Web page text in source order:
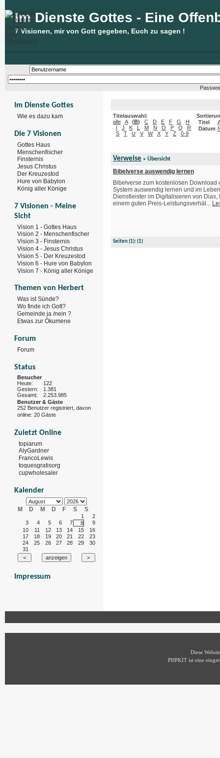
Im Dienste Gottes - Eine
7 Visionen, mir von Gott gegeben, Euch zu sagen !
Im Dienste Gottes
Wie es dazu kam
Die 7 Visionen
Gottes Haus
Menschenfischer
Finsternis
Jesus Christus
Der Kreuzestod
Hure von Babylon
König aller Könige
7 Visionen - Meine
Sicht
Vision 1 - Gottes Haus
Vision 2 - Menschenfischer
Vision 3 - Finsternis
Vision 4 - Jesus Christus
Vision 5 - Der Kreuzestod
Vision 6 - Hure von Babylon
Vision 7 - König aller Könige
Themen von Herbert
Was ist Sünde?
Wo finde ich Gott?
Gemeinde ja /nein ?
Etwas zur Ökumene
Forum
Forum
Status
Besucher
Heute:
122
Gestern:
1.381
Gesamt:
2.253.985
Benutzer & Gäste
252 Benutzer registriert, davon
online: 20 Gäste
Zuletzt Online
topiarum
AlyGardner
FrancoLewis
toquesgratisorg
cupwholesaler
Kalender
M D M D F S S
1
2
3
4 5 6 7 8
9
10
11 12 13 14 15
16
17
18 19 20 21 22
23
24
25 26 27 28 29
30
31
Impressum
Titelauswahl:
alle
A (B) C D E F G
H
I
J K L M N O P Q
R
S
T U V W X Y Z 0-9
Titel
Datum
Verweise » Übersicht
Bibelverse auswendig lernen
Bibelverse zum kostenlosen
System auswendig lernen und im
Dienstleister im Digitalisieren von
einem guten Preis-Leistungsverhäl...
Seiten(1):(1)
Diese
PHPKIT ist eine